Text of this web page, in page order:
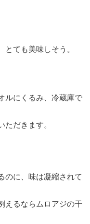
とても美味しそう。
ルにくるみ、冷蔵庫で
ただきます。
のに、味は凝縮されて
えるならムロアジの干